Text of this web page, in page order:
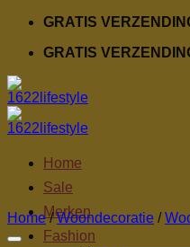
inhoud
GRATIS
GRATIS
Home
Sale
Merken
Fashion
Home / Woondecoratie /